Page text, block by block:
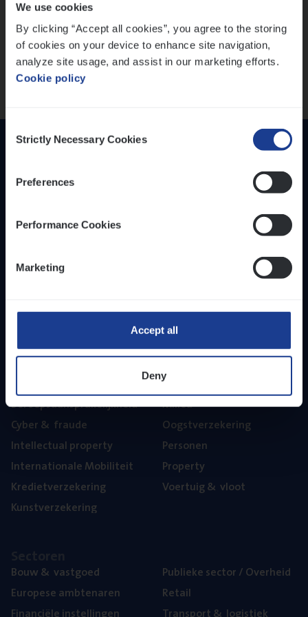
We use cookies
By clicking “Accept all cookies”, you agree to the storing
of cookies on your device to enhance site navigation,
analyze site usage, and assist in our marketing efforts.
Cookie policy
Selection
Strictly Necessary Cookies
Preferences
Performance Cookies
Marketing
Accept all
Deny
IT, Change & Innovation
People Management
Sales Management
Loca­tie
Provincie Limburg
versterken
Mathias houdt van diepgaande dossiers én droge
humor
Thalia zoekt graag oplossingen, in games én op het
werk
Duur­zaam­heid
Part­ner­ships
Beroeps­aan­spra­ke­lijk­heid
Cyber& fraude
Intel­lec­tu­al property
Inter­na­ti­o­na­le Mobiliteit
Kre­diet­ver­ze­ke­ring
Kunst­ver­ze­ke­ring
Mari­ne
Mili­eu
Oogst­ver­ze­ke­ring
Per­so­nen
Pro­per­ty
Voer­tuig& vloot
Bouw& vastgoed
Euro­pe­se ambtenaren
Finan­ci­ë­le instellingen
Publie­ke sec­tor / Overheid
Retail
Trans­port& logistiek